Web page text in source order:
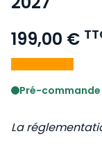
199,00 €
Voir le détail des
Pré-commande
La